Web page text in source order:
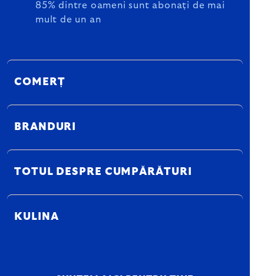
85% dintre oameni sunt abonați de mai
mult de un an
COMERȚ
BRANDURI
TOTUL DESPRE CUMPĂRĂTURI
KULINA